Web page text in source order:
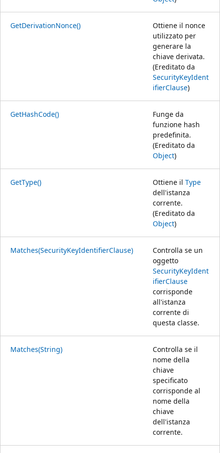
GetDerivationNonce()
Ottiene il nonce
utilizzato per
generare la
chiave derivata.
(Ereditato da
SecurityKeyIdent
ifierClause)
GetHashCode()
Funge da
funzione hash
predefinita.
(Ereditato da
Object)
GetType() Ottiene il Type
dell'istanza
corrente.
(Ereditato da
Object)
Matches(SecurityKeyIdentifierClause)
Controlla se un
oggetto
SecurityKeyIdent
ifierClause
corrisponde
all'istanza
corrente di
questa classe.
Matches(String)
Controlla se il
nome della
chiave
specificato
corrisponde al
nome della
chiave
dell'istanza
corrente.